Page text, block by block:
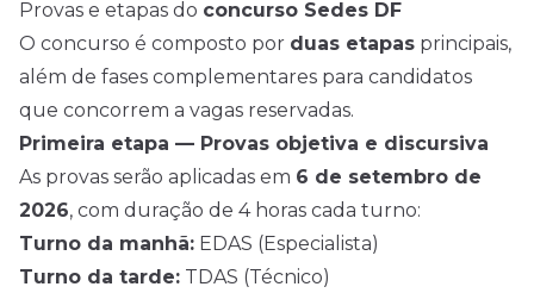
Provas e etapas do concurso Sedes DF
O concurso é composto por duas etapas principais,
além de fases complementares para candidatos
que concorrem a vagas reservadas.
Primeira etapa — Provas objetiva e discursiva
As provas serão aplicadas em 6 de setembro de
2026, com duração de 4 horas cada turno:
Turno da manhã: EDAS (Especialista)
Turno da tarde: TDAS (Técnico)